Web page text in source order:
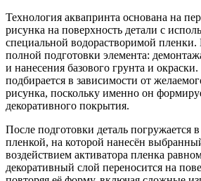
Технология аквапринта основана на
рисунка на поверхность детали с
специальной водорастворимой пленки.
полной подготовки элемента:
и нанесения базового грунта и
подбирается в зависимости от
рисунка, поскольку именно он
декоративного покрытия.
После подготовки деталь погружается
пленкой, на которой нанесён
воздействием активатора пленка
декоративный слой переносится на